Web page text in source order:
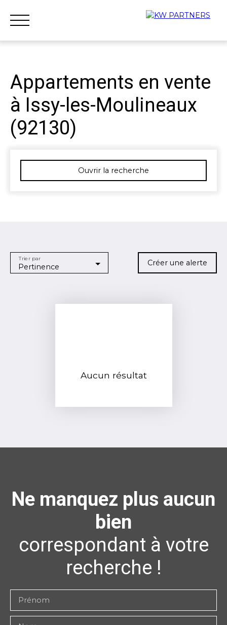
Accueil Acheter Louer Vendre Qui sommes-nous ?
Nous rejoindre
Appartements en vente
à Issy-les-Moulineaux
(92130)
Ouvrir la recherche
Issy-les-Moulineaux (92130)
Localisation
Pertinence
Trier par Créer une alerte
Aucun résultat
Ne manquez plus aucun
bien
correspondant à votre
recherche !
Prénom